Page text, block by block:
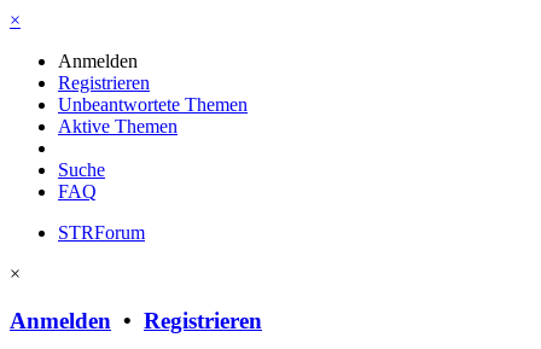
×
Anmelden
Registrieren
Unbeantwortete Themen
Aktive Themen
Suche
FAQ
STRForum
×
Anmelden • Registrieren